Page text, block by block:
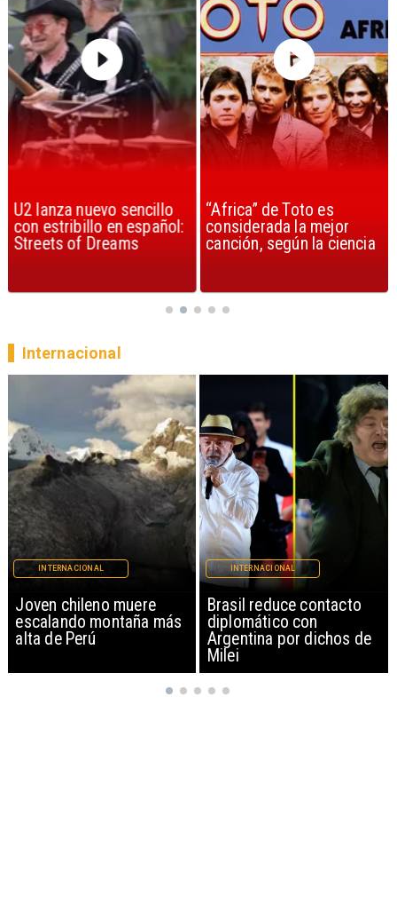
U2 lanza nuevo sencillo
con estribillo en español:
Streets of Dreams
“Africa” de Toto es
considerada la mejor
canción, según la ciencia
Brasil reduce contacto
diplomático con
Argentina por dichos de
INTERNACIONAL
China restringe
exportación de drones a
EEUU y sanciona
empresas
INTERNACIONAL
Internacional